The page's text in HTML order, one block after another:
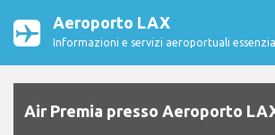
Aeroporto LAX
Informazioni e servizi aeroportuali
Air Premia presso Aeroporto